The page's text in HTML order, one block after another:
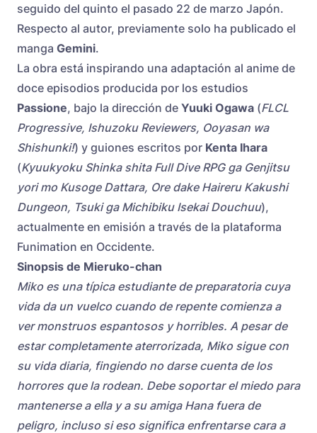
seguido del quinto el pasado 22 de marzo Japón.
Respecto al autor, previamente solo ha publicado el
manga Gemini.
La obra está inspirando una adaptación al anime de
doce episodios producida por los estudios
Passione, bajo la dirección de Yuuki Ogawa (FLCL
Progressive, Ishuzoku Reviewers, Ooyasan wa
Shishunki!) y guiones escritos por Kenta Ihara
(Kyuukyoku Shinka shita Full Dive RPG ga Genjitsu
yori mo Kusoge Dattara, Ore dake Haireru Kakushi
Dungeon, Tsuki ga Michibiku Isekai Douchuu),
actualmente en emisión a través de la plataforma
Funimation en Occidente.
Sinopsis de Mieruko-chan
Miko es una típica estudiante de preparatoria cuya
vida da un vuelco cuando de repente comienza a
ver monstruos espantosos y horribles. A pesar de
estar completamente aterrorizada, Miko sigue con
su vida diaria, fingiendo no darse cuenta de los
horrores que la rodean. Debe soportar el miedo para
mantenerse a ella y a su amiga Hana fuera de
peligro, incluso si eso significa enfrentarse cara a